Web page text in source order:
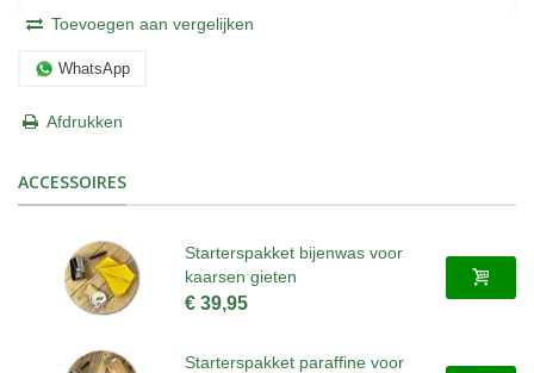
Toevoegen aan vergelijken
WhatsApp
Afdrukken
ACCESSOIRES
Starterspakket bijenwas voor
kaarsen gieten
€ 39,95
Starterspakket paraffine voor